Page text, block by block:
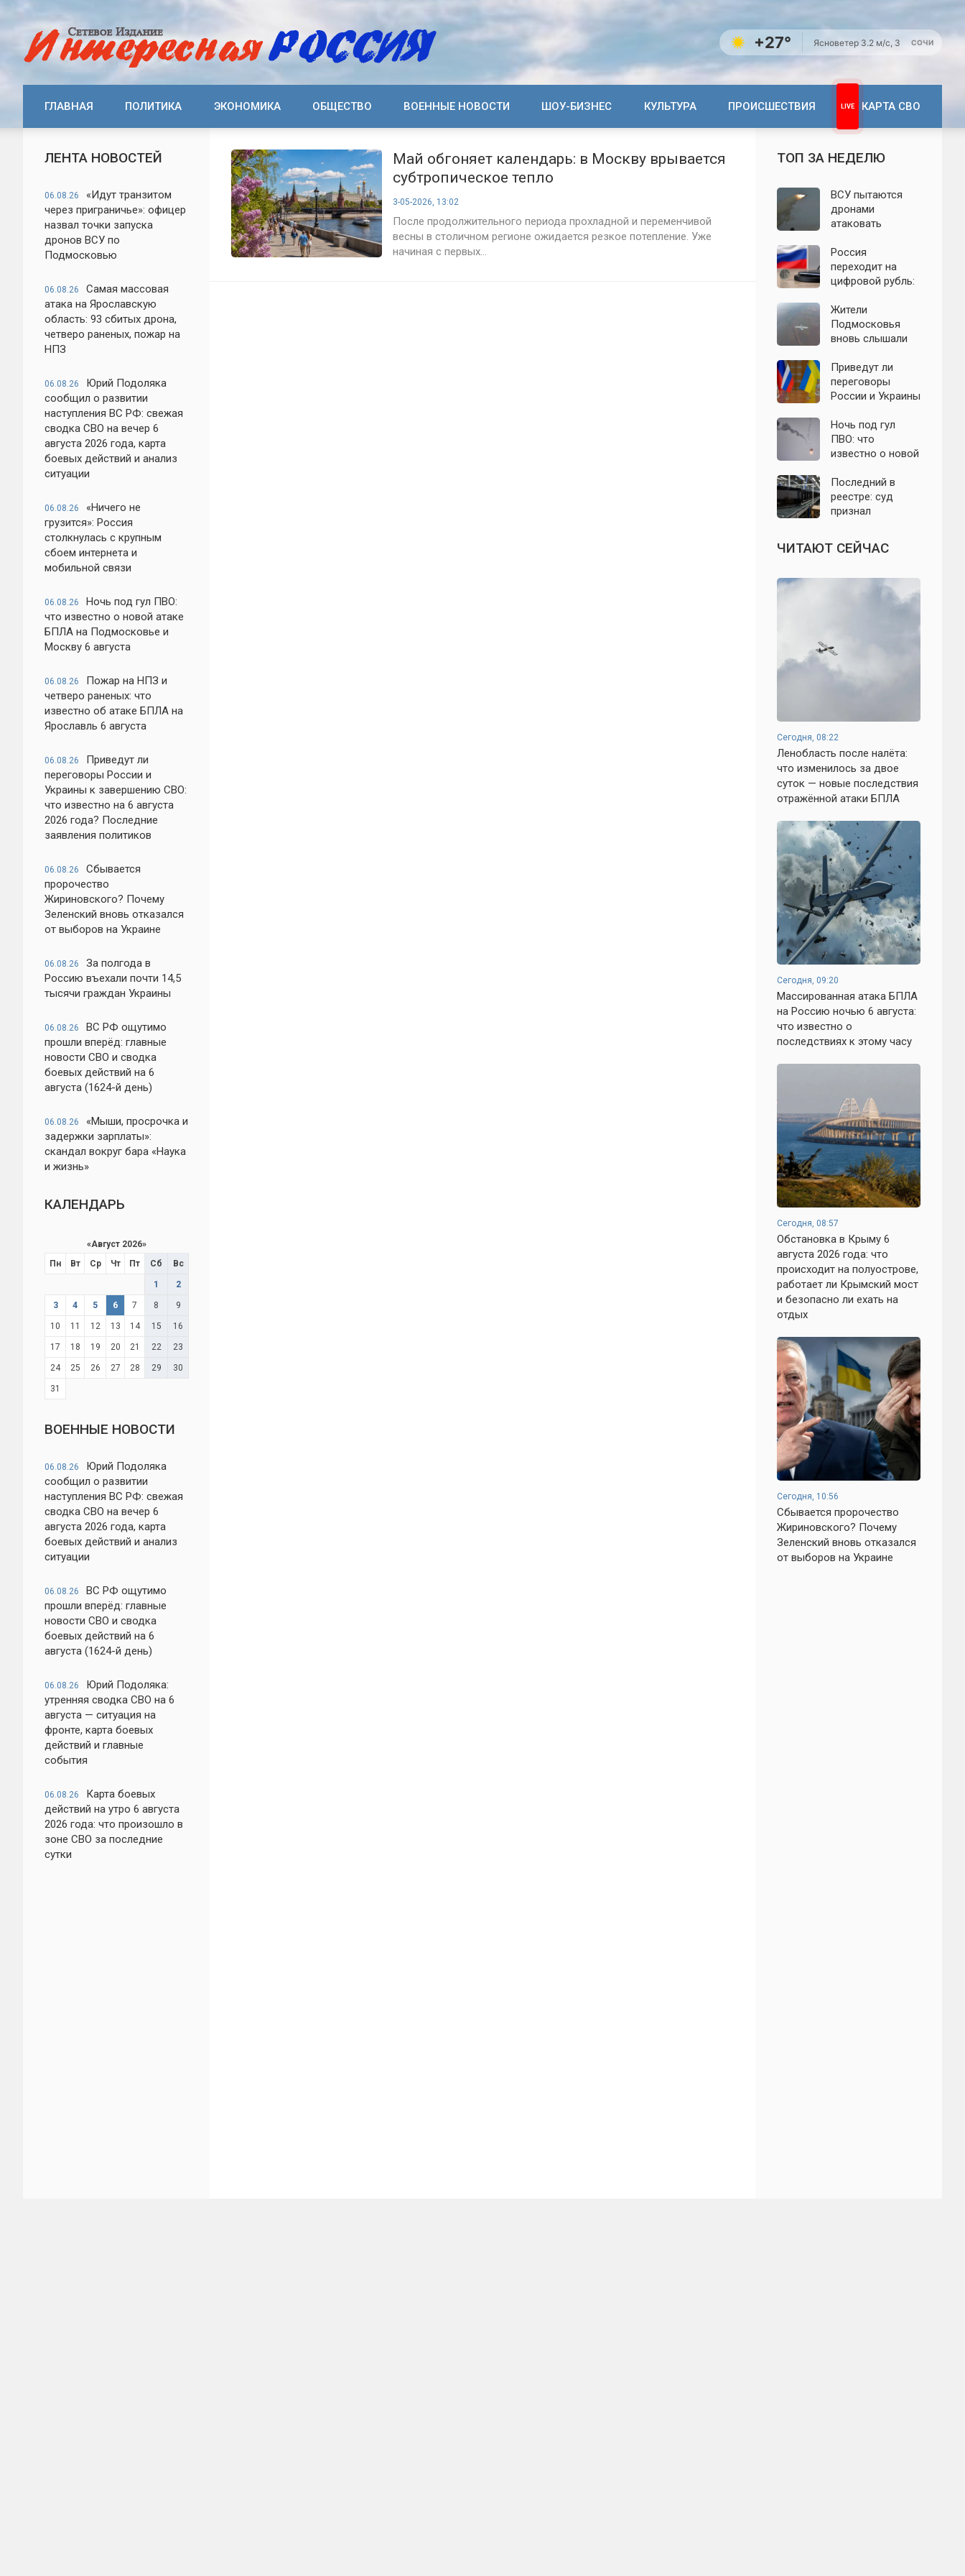
+27° Ясноветер 3.2 м/с, З СОЧИ
ГЛАВНАЯ ПОЛИТИКА ЭКОНОМИКА ОБЩЕСТВО ВОЕННЫЕ НОВОСТИ ШОУ-БИЗНЕС КУЛЬТУРА ПРОИСШЕСТВИЯ КАРТА СВО
ЛЕНТА НОВОСТЕЙ
06.08.26
«Идут транзитом
через приграничье»: офицер
назвал точки запуска
дронов ВСУ по
Подмосковью
06.08.26
Самая массовая
атака на Ярославскую
область: 93 сбитых дрона,
четверо раненых, пожар на
НПЗ
06.08.26
Юрий Подоляка
сообщил о развитии
наступления ВС РФ: свежая
сводка СВО на вечер 6
августа 2026 года, карта
боевых действий и анализ
ситуации
06.08.26
«Ничего не
грузится»: Россия
столкнулась с крупным
сбоем интернета и
мобильной связи
06.08.26
Ночь под гул ПВО:
что известно о новой атаке
БПЛА на Подмосковье и
Москву 6 августа
06.08.26
Пожар на НПЗ и
четверо раненых: что
известно об атаке БПЛА на
Ярославль 6 августа
06.08.26
Приведут ли
переговоры России и
Украины к завершению СВО:
что известно на 6 августа
2026 года? Последние
заявления политиков
06.08.26
Сбывается
пророчество
Жириновского? Почему
Зеленский вновь отказался
от выборов на Украине
06.08.26
За полгода в
Россию въехали почти 14,5
тысячи граждан Украины
06.08.26
ВС РФ ощутимо
прошли вперёд: главные
новости СВО и сводка
боевых действий на 6
августа (1624-й день)
06.08.26
«Мыши, просрочка и
задержки зарплаты»:
скандал вокруг бара «Наука
и жизнь»
КАЛЕНДАРЬ
«Август 2026»
Пн
Вт Ср Чт Пт Сб Вс
1 2
3 4 5 6 7 8 9
10 11 12 13 14 15 16
17 18 19 20 21 22 23
24 25 26 27 28 29 30
31
ВОЕННЫЕ НОВОСТИ
06.08.26
Юрий Подоляка
сообщил о развитии
наступления ВС РФ: свежая
сводка СВО на вечер 6
августа 2026 года, карта
боевых действий и анализ
ситуации
06.08.26
ВС РФ ощутимо
прошли вперёд: главные
новости СВО и сводка
боевых действий на 6
августа (1624-й день)
06.08.26
Юрий Подоляка:
утренняя сводка СВО на 6
августа — ситуация на
фронте, карта боевых
действий и главные
события
06.08.26
Карта боевых
действий на утро 6 августа
2026 года: что произошло в
зоне СВО за последние
сутки
Май обгоняет календарь: в Москву врывается
субтропическое тепло
3-05-2026, 13:02
После продолжительного периода прохладной и переменчивой
весны в столичном регионе ожидается резкое потепление. Уже
начиная с первых...
ТОП ЗА НЕДЕЛЮ
ВСУ пытаются
дронами
атаковать
Крыма: свежие
подробности
налёта на
06.08.2026
Россия
переходит на
цифровой рубль:
систему сравнили
с моделью СССР
Жители
Подмосковья
вновь слышали
что известно об
отражении
налёта БПЛА в
Приведут ли
переговоры
России и Украины
СВО: что
известно на 6
августа 2026
заявления
политиков
Ночь под гул
ПВО: что
известно о новой
Подмосковье и
Москву 6 августа
Последний в
реестре: суд
признал
единственного
российского
ЧИТАЮТ СЕЙЧАС
Сегодня, 08:22
Ленобласть после налёта:
что изменилось за двое
суток — новые последствия
отражённой атаки БПЛА
Сегодня, 09:20
Массированная атака БПЛА
на Россию ночью 6 августа:
что известно о
последствиях к этому часу
Сегодня, 08:57
Обстановка в Крыму 6
августа 2026 года: что
происходит на полуострове,
работает ли Крымский мост
и безопасно ли ехать на
отдых
Сегодня, 10:56
Сбывается пророчество
Жириновского? Почему
Зеленский вновь отказался
от выборов на Украине